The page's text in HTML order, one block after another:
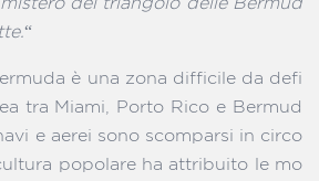
“
è una zona difficile da defi
tra Miami, Porto Rico e Bermud
e aerei sono scomparsi in circo
popolare ha attribuito le mo